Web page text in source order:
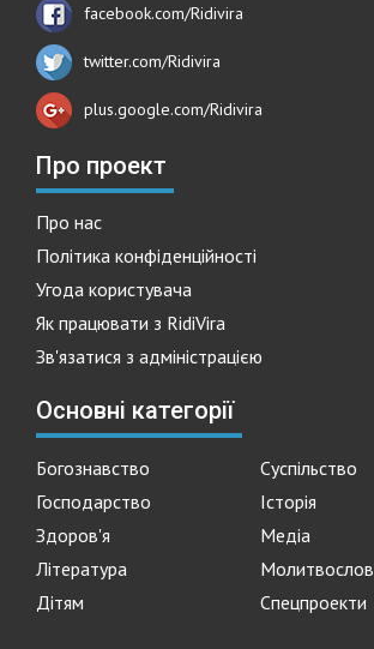
facebook.com/Ridivira
twitter.com/Ridivira
plus.google.com/Ridivira
Про проект
Про нас
Політика конфіденційності
Угода користувача
Як працювати з RidiVira
Зв'язатися з адміністрацією
Основні категорії
Богознавство
Суспільство
Господарство
Історія
Здоров'я
Медіа
Література
Молитвослов
Дітям
Спецпроекти